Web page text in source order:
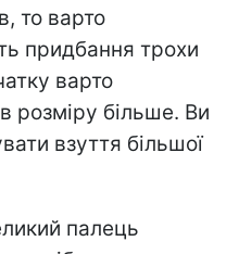
то варто
придбання трохи
варто
розміру більше. Ви
взуття більшої
палець